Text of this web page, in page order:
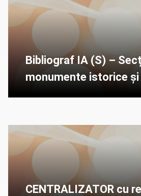
Bibliograf IA (S) –
monumente istorice și
CENTRALIZATOR cu